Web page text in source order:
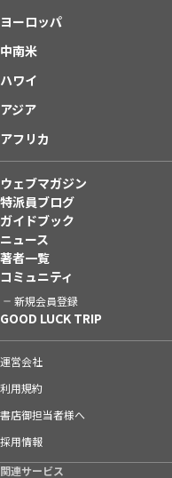
ヨーロッパ
中南米
ハワイ
アジア
アフリカ
ウェブマガジン
特派員ブログ
ガイドブック
ニュース
著者一覧
コミュニティ
新規会員登録
GOOD LUCK TRIP
運営会社
利用規約
書店御担当者様へ
採用情報
関連サービス